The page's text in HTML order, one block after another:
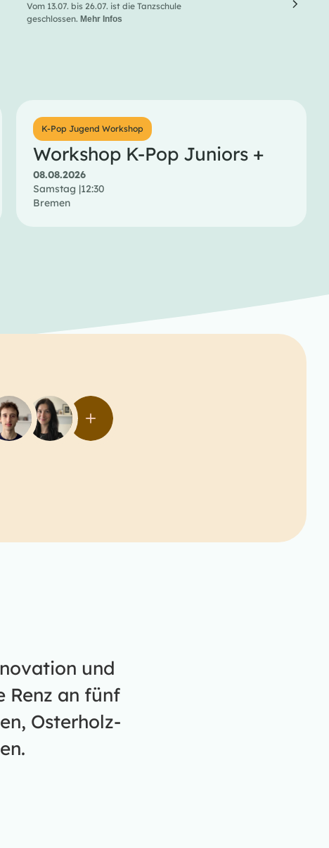
Vom 13.07. bis 26.07. ist die Tanzschule
geschlossen.Mehr Infos
K-Pop Jugend Workshop
Workshop K-Pop Juniors +
08.08.2026
Samstag |12:30
Bremen
und
Renz an fünf
Osterholz-